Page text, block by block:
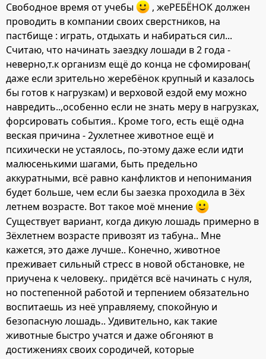
Свободное время от учебы
, жеРЕБЁНОК должен
проводить в компании своих сверстников, на
пастбище : играть, отдыхать и набираться сил...
Считаю, что начинать заездку лошади в 2 года -
неверно,т.к организм ещё до конца не сфомирован(
даже если зрительно жеребёнок крупный и казалось
бы готов к нагрузкам) и верховой ездой ему можно
навредить..,особенно если не знать меру в нагрузках,
форсировать события.. Кроме того, есть ещё одна
веская причина - 2ухлетнее животное ещё и
психически не устаялось, по-этому даже если идти
малюсенькими шагами, быть предельно
аккуратными, всё равно канфликтов и непонимания
будет больше, чем если бы заезка проходила в 3ёх
летнем возрасте. Вот такое моё мнение
Существует вариант, когда дикую лошадь примерно в
3ёхлетнем возрасте привозят из табуна.. Мне
кажется, это даже лучше.. Конечно, животное
преживает сильный стресс в новой обстановке, не
приучена к человеку.. придётся всё начинать с нуля,
но постепенной работой и терпением обязательно
воспитаешь из неё управляему, спокойную и
безопасную лошадь.. Удивительно, как такие
животные быстро учатся и даже обгоняют в
достижениях своих сородичей, которые